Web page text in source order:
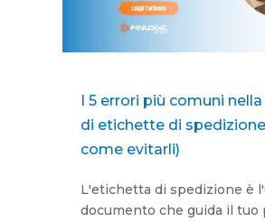
I 5 errori più comuni
di etichette di
come evitarli)
L'etichetta di spedizione è
documento che guida il tuo